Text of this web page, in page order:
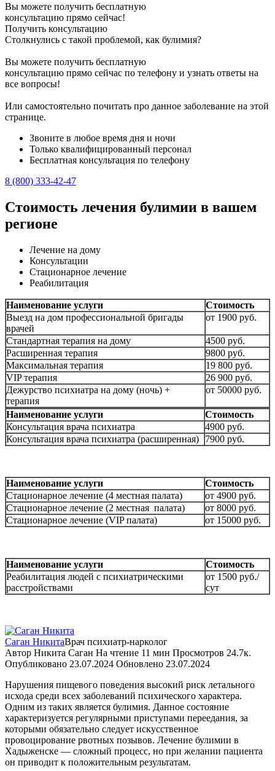
Вы можете получить бесплатную
консультацию прямо сейчас!
Получить консультацию
Столкнулись с такой проблемой, как булимия?
Вы можете получить бесплатную
консультацию прямо сейчас по телефону и узнать ответы на
все вопросы!
Или самостоятельно почитать про данное заболевание на этой
странице.
Звоните в любое время дня и ночи
Только квалифицированный персонал
Бесплатная консультация по телефону
8 (800) 333-42-47
Стоимость лечения булимии в вашем
регионе
Лечение на дому
Консультации
Стационарное лечение
Реабилитация
Наименование услуги
Стоимость
Выезд на дом профессиональной бригады
врачей
от 1900 руб.
Стандартная терапия на дому
4500 руб.
Расширенная терапия
9800 руб.
Максимальная терапия
19 800 руб.
VIP терапия
26 900 руб.
Дежурство психиатра на дому (ночь) +
терапия
от 50000 руб.
Наименование услуги
Стоимость
Консультация врача психиатра
4900 руб.
Консультация врача психиатра (расширенная)
7900 руб.
Наименование услуги
Стоимость
Стационарное лечение (4 местная палата)
от 4900 руб.
Стационарное лечение (2 местная палата)
от 8000 руб.
Стационарное лечение (VIP палата)
от 15000 руб.
Наименование услуги
Стоимость
Реабилитация людей с психиатрическими
расстройствами
от 1500 руб./
сут
Саган НикитаВрач психиатр-нарколог
Автор Никита Саган На чтение 11 мин Просмотров 24.7к.
Опубликовано 23.07.2024 Обновлено 23.07.2024
Нарушения пищевого поведения высокий риск летального
исхода среди всех заболеваний психического характера.
Одним из таких является булимия. Данное состояние
характеризуется регулярными приступами переедания, за
которыми обязательно следует искусственное
провоцирование рвотных позывов. Лечение булимии в
Хадыженске — сложный процесс, но при желании пациента
он приводит к положительным результатам.